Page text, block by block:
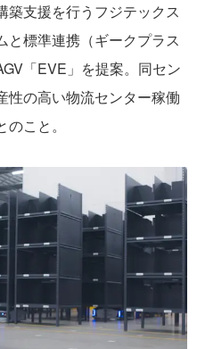
支援を行うフジテックス
と標準連携（ギークプラス
「EVE」を提案。同セン
性の高い物流センター稼働
こと。